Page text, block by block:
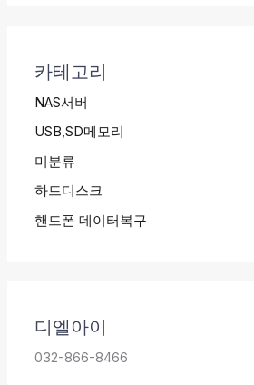
카테고리
NAS서버
USB,SD메모리
미분류
하드디스크
핸드폰 데이터복구
디엘아이
032-866-8466